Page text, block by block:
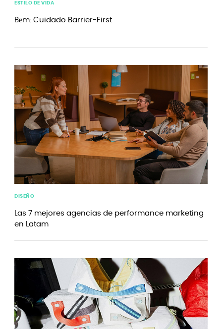
ESTILO DE VIDA
Bēm: Cuidado Barrier-First
DISEÑO
Las 7 mejores agencias de performance marketing
en Latam